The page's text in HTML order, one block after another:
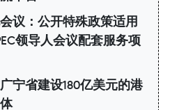
议：公开特殊政策适用
领导人会议配套服务项
宁省建设180亿美元的港